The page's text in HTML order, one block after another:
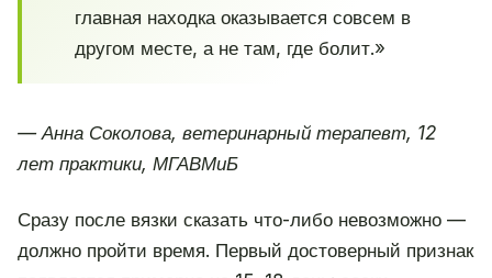
главная находка оказывается совсем в
другом месте, а не там, где болит.»
— Анна Соколова, ветеринарный терапевт, 12
лет практики, МГАВМиБ
Сразу после вязки сказать что-либо невозможно —
должно пройти время. Первый достоверный признак